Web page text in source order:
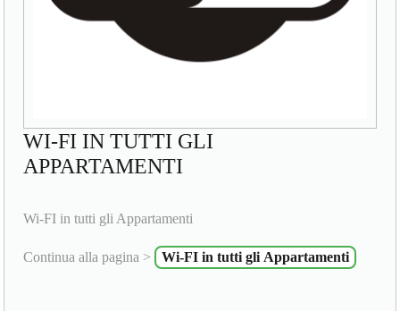
WI-FI IN TUTTI GLI
APPARTAMENTI
Wi-FI in tutti gli Appartamenti
Continua alla pagina > Wi-FI in tutti gli Appartamenti